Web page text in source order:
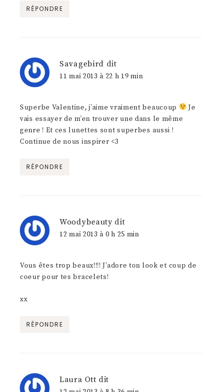
RÉPONDRE
Savagebird dit
11 mai 2013 à 22 h 19 min
Superbe Valentine, j’aime vraiment beaucoup
Je
vais essayer de m’en trouver une dans le même
genre ! Et ces lunettes sont superbes aussi !
Continue de nous inspirer <3
RÉPONDRE
Woodybeauty dit
12 mai 2013 à 0 h 25 min
Vous êtes trop beaux!!!! J’adore ton look et coup de
coeur pour tes bracelets!
xx
RÉPONDRE
Laura Ott dit